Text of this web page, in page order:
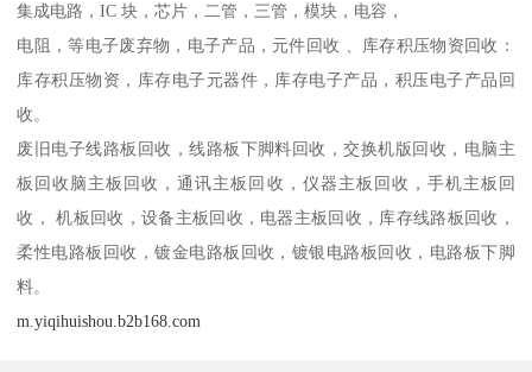
集成电路，IC 块，芯片，二管，三管，模块，电容，
电阻，等电子废弃物，电子产品，元件回收 、库存积压物资回收：
库存积压物资，库存电子元器件，库存电子产品，积压电子产品回
收。
废旧电子线路板回收，线路板下脚料回收，交换机版回收，电脑主
板回收脑主板回收，通讯主板回收，仪器主板回收，手机主板回
收， 机板回收，设备主板回收，电器主板回收，库存线路板回收，
柔性电路板回收，镀金电路板回收，镀银电路板回收，电路板下脚
料。
m.yiqihuishou.b2b168.com